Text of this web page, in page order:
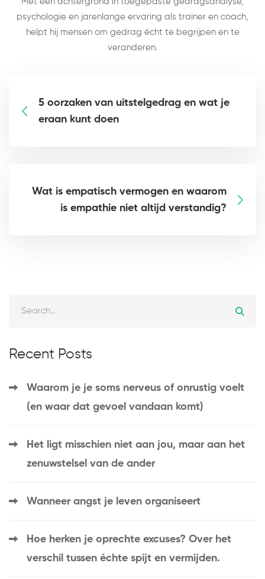
psychologie en jarenlange ervaring als trainer en coach,
helpt hij mensen om gedrag écht te begrijpen en te
veranderen.
5 oorzaken van uitstelgedrag en wat je
eraan kunt doen
Wat is empatisch vermogen en waarom
is empathie niet altijd verstandig?
Recent Posts
Waarom je je soms nerveus of onrustig voelt
(en waar dat gevoel vandaan komt)
Het ligt misschien niet aan jou, maar aan het
zenuwstelsel van de ander
Wanneer angst je leven organiseert
Hoe herken je oprechte excuses? Over het
verschil tussen échte spijt en vermijden.